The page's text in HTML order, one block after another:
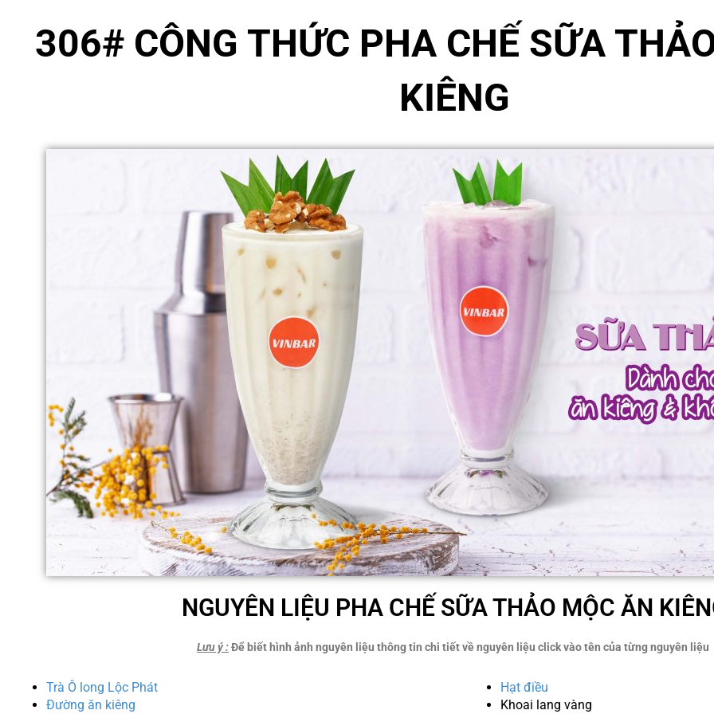
306# CÔNG THỨC PHA CHẾ SỮA
KIÊNG
NGUYÊN LIỆU PHA CHẾ SỮA THẢO MỘC ĂN
Lưu ý:Để biết hình ảnh nguyên liệu thông tin chi tiết về nguyên liệu click vào tên của từng nguyên liệu
Trà Ô long Lộc Phát
Đường ăn kiêng
Hạt điều
Khoai lang vàng